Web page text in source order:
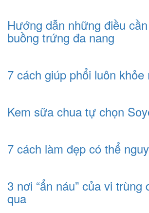
Hướng dẫn những điều
buồng trứng đa nang
7 cách giúp phổi luôn khỏe
Kem sữa chua tự chọn
7 cách làm đẹp có thể
3 nơi “ẩn náu” của vi trùng
qua